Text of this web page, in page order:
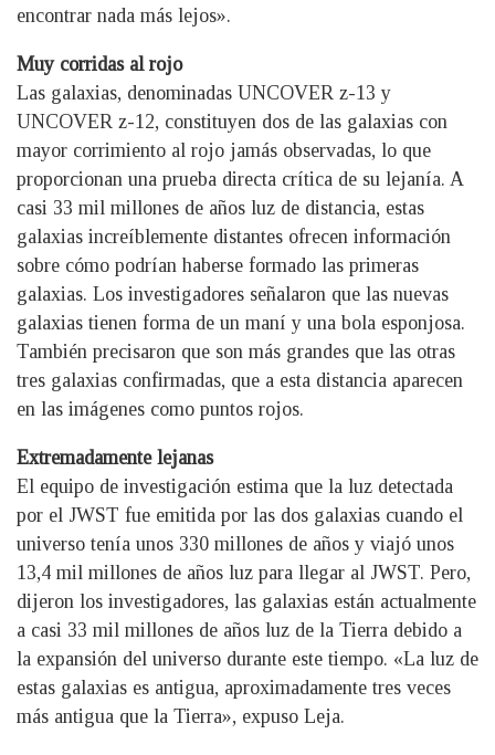
encontrar nada más lejos».
Muy corridas al rojo
Las galaxias, denominadas UNCOVER z-13 y
UNCOVER z-12, constituyen dos de las galaxias con
mayor corrimiento al rojo jamás observadas, lo que
proporcionan una prueba directa crítica de su lejanía. A
casi 33 mil millones de años luz de distancia, estas
galaxias increíblemente distantes ofrecen información
sobre cómo podrían haberse formado las primeras
galaxias. Los investigadores señalaron que las nuevas
galaxias tienen forma de un maní y una bola esponjosa.
También precisaron que son más grandes que las otras
tres galaxias confirmadas, que a esta distancia aparecen
en las imágenes como puntos rojos.
Extremadamente lejanas
El equipo de investigación estima que la luz detectada
por el JWST fue emitida por las dos galaxias cuando el
universo tenía unos 330 millones de años y viajó unos
13,4 mil millones de años luz para llegar al JWST. Pero,
dijeron los investigadores, las galaxias están actualmente
a casi 33 mil millones de años luz de la Tierra debido a
la expansión del universo durante este tiempo. «La luz de
estas galaxias es antigua, aproximadamente tres veces
más antigua que la Tierra», expuso Leja.